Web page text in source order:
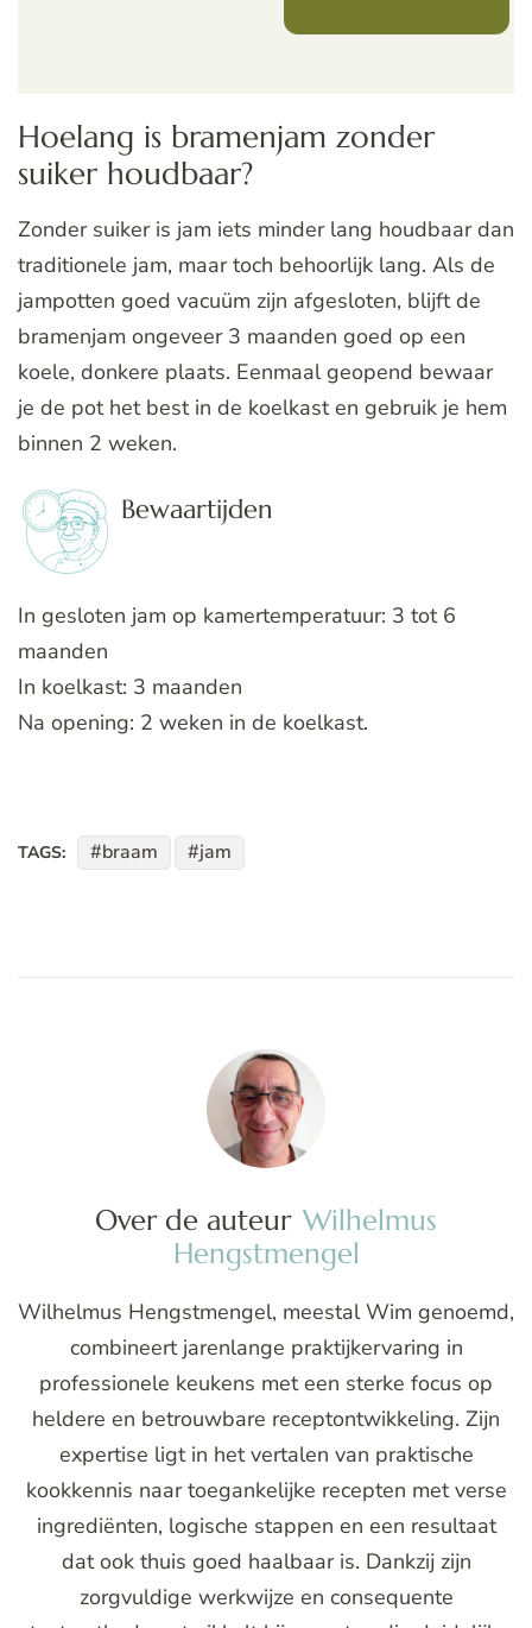
Hoelang is bramenjam zonder
suiker houdbaar?
Zonder suiker is jam iets minder lang houdbaar dan
traditionele jam, maar toch behoorlijk lang. Als de
jampotten goed vacuüm zijn afgesloten, blijft de
bramenjam ongeveer 3 maanden goed op een
koele, donkere plaats. Eenmaal geopend bewaar
je de pot het best in de koelkast en gebruik je hem
binnen 2 weken.
Bewaartijden
In gesloten jam op kamertemperatuur: 3 tot 6
maanden
In koelkast: 3 maanden
Na opening: 2 weken in de koelkast.
TAGS: braam jam
Over de auteur Wilhelmus
Hengstmengel
Wilhelmus Hengstmengel, meestal Wim genoemd,
combineert jarenlange praktijkervaring in
professionele keukens met een sterke focus op
heldere en betrouwbare receptontwikkeling. Zijn
expertise ligt in het vertalen van praktische
kookkennis naar toegankelijke recepten met verse
ingrediënten, logische stappen en een resultaat
dat ook thuis goed haalbaar is. Dankzij zijn
zorgvuldige werkwijze en consequente